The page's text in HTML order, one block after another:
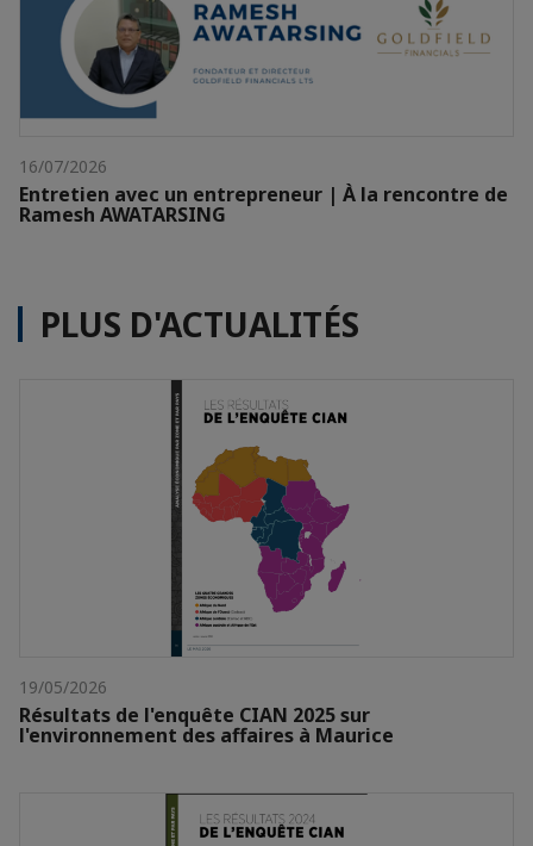
16/07/2026
Entretien avec un entrepreneur | À la rencontre de
Ramesh AWATARSING
PLUS D'ACTUALITÉS
19/05/2026
Résultats de l'enquête CIAN 2025 sur
l'environnement des affaires à Maurice